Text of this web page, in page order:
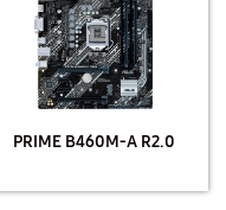
PRIME B460M-A R2.0